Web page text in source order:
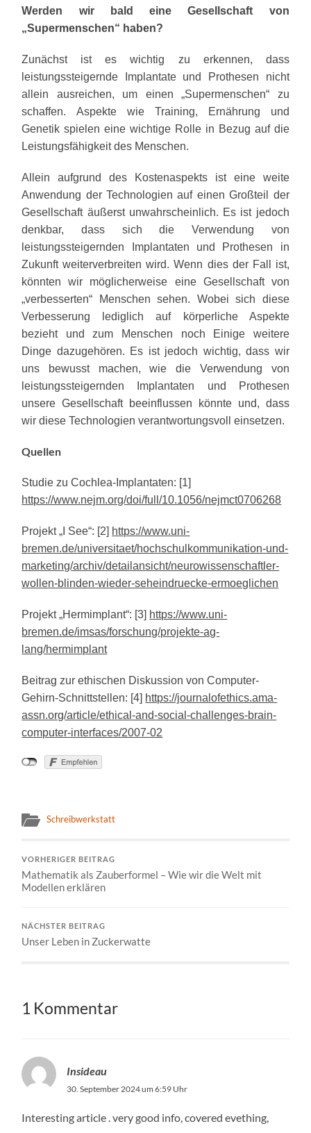
Werden wir bald eine Gesellschaft von
„Supermenschen“ haben?
Zunächst ist es wichtig zu erkennen, dass
leistungssteigernde Implantate und Prothesen nicht
allein ausreichen, um einen „Supermenschen“ zu
schaffen. Aspekte wie Training, Ernährung und
Genetik spielen eine wichtige Rolle in Bezug auf die
Leistungsfähigkeit des Menschen.
Allein aufgrund des Kostenaspekts ist eine weite
Anwendung der Technologien auf einen Großteil der
Gesellschaft äußerst unwahrscheinlich. Es ist jedoch
denkbar, dass sich die Verwendung von
leistungssteigernden Implantaten und Prothesen in
Zukunft weiterverbreiten wird. Wenn dies der Fall ist,
könnten wir möglicherweise eine Gesellschaft von
„verbesserten“ Menschen sehen. Wobei sich diese
Verbesserung lediglich auf körperliche Aspekte
bezieht und zum Menschen noch Einige weitere
Dinge dazugehören. Es ist jedoch wichtig, dass wir
uns bewusst machen, wie die Verwendung von
leistungssteigernden Implantaten und Prothesen
unsere Gesellschaft beeinflussen könnte und, dass
wir diese Technologien verantwortungsvoll einsetzen.
Quellen
Studie zu Cochlea-Implantaten: [1]
https://www.nejm.org/doi/full/10.1056/nejmct0706268
Projekt „I See“: [2] https://www.uni-
bremen.de/universitaet/hochschulkommunikation-und-
marketing/archiv/detailansicht/neurowissenschaftler-
wollen-blinden-wieder-seheindruecke-ermoeglichen
Projekt „Hermimplant“: [3] https://www.uni-
bremen.de/imsas/forschung/projekte-ag-
lang/hermimplant
Beitrag zur ethischen Diskussion von Computer-
Gehirn-Schnittstellen: [4] https://journalofethics.ama-
assn.org/article/ethical-and-social-challenges-brain-
computer-interfaces/2007-02
Schreibwerkstatt
VORHERIGER BEITRAG
Mathematik als Zauberformel – Wie wir die Welt mit
Modellen erklären
NÄCHSTER BEITRAG
Unser Leben in Zuckerwatte
1 Kommentar
Insideau
30. September 2024 um 6:59 Uhr
Interesting article . very good info, covered evething,